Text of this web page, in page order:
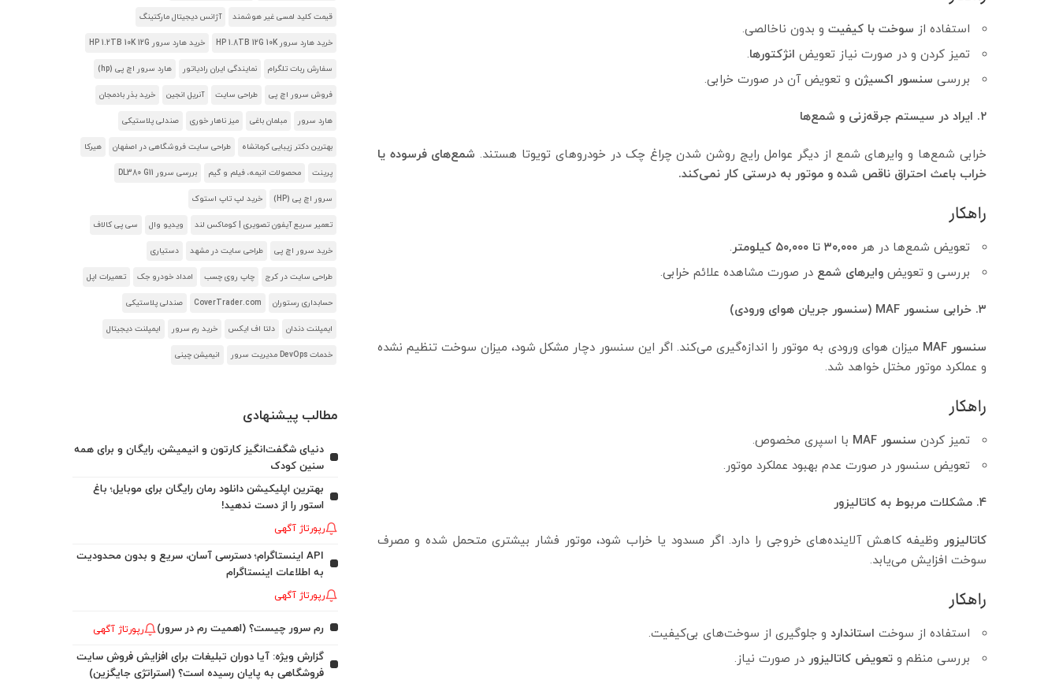
استفاده از سوخت با کیفیت و بدون ناخالصی.
تمیز کردن و در صورت نیاز تعویض انژکتورها.
بررسی سنسور اکسیژن و تعویض آن در صورت خرابی.
۲. ایراد در سیستم جرقه‌زنی و شمع‌ها
خرابی شمع‌ها و وایرهای شمع از دیگر عوامل رایج روشن شدن چراغ چک در خودروهای تویوتا هستند. شمع‌های فرسوده یا
خراب باعث احتراق ناقص شده و موتور به درستی کار نمی‌کند.
راهکار
تعویض شمع‌ها در هر ۳۰,۰۰۰ تا ۵۰,۰۰۰ کیلومتر
.
بررسی و تعویض وایرهای شمع در صورت مشاهده علائم خرابی.
۳. خرابی سنسور MAF (سنسور جریان هوای ورودی)
سنسور MAF
میزان هوای ورودی به موتور را اندازه‌گیری می‌کند. اگر این سنسور دچار مشکل شود، میزان سوخت تنظیم نشده
و عملکرد موتور مختل خواهد شد.
راهکار
تمیز کردن سنسور MAF
با اسپری مخصوص.
تعویض سنسور در صورت عدم بهبود عملکرد موتور.
۴. مشکلات مربوط به کاتالیزور
کاتالیزور وظیفه کاهش آلاینده‌های خروجی را دارد. اگر مسدود یا خراب شود، موتور فشار بیشتری متحمل شده و مصرف
سوخت افزایش می‌یابد.
راهکار
استفاده از سوخت استاندارد و جلوگیری از سوخت‌های بی‌کیفیت.
بررسی منظم و تعویض کاتالیزور در صورت نیاز.
قیمت کلید لمسی غیر هوشمند آژانس دیجیتال مارکتینگ
خرید هارد سرور HP 1.8TB 12G 10K خرید هارد سرور HP 1.2TB 10K 12G
سفارش ربات تلگرام نمایندگی ایران رادیاتور هارد سرور اچ پی (hp)
فروش سرور اچ پی طراحی سایت آنریل انجین خرید بذر بادمجان
هارد سرور مبلمان باغی میز ناهار خوری صندلی پلاستیکی
بهترین دکتر زیبایی کرمانشاه طراحی سایت فروشگاهی در اصفهان هیرکا
پرینت محصولات انیمه، فیلم و گیم بررسی سرور DL380 G11
سرور اچ پی (HP) خرید لپ تاپ استوک
تعمیر سریع آیفون تصویری | کوماکس لند ویدیو وال سی پی کالاف
خرید سرور اچ پی طراحی سایت در مشهد دستیاری
طراحی سایت در کرج چاپ روی چسب امداد خودرو جک تعمیرات اپل
حسابداری رستوران CoverTrader.com صندلی پلاستیکی
ایمپلنت دندان دلتا اف ایکس خرید رم سرور ایمپلنت دیجیتال
خدمات DevOps مدیریت سرور انیمیشن چینی
مطالب پیشنهادی
دنیای شگفت‌انگیز کارتون و انیمیشن، رایگان و برای همه
سنین کودک
بهترین اپلیکیشن دانلود رمان رایگان برای موبایل؛ باغ
استور را از دست ندهید!
رپورتاژ آگهی
API اینستاگرام؛ دسترسی آسان، سریع و بدون محدودیت
به اطلاعات اینستاگرام
رپورتاژ آگهی
رم سرور چیست؟ (اهمیت رم در سرور) رپورتاژ آگهی
گزارش ویژه: آیا دوران تبلیغات برای افزایش فروش سایت
فروشگاهی به پایان رسیده است؟ (استراتژی جایگزین)